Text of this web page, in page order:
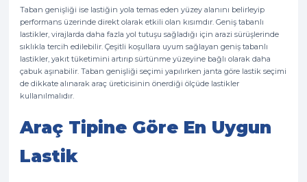
Taban genişliği ise lastiğin yola temas eden yüzey alanını belirleyip
performans üzerinde direkt olarak etkili olan kısımdır. Geniş tabanlı
lastikler, virajlarda daha fazla yol tutuşu sağladığı için arazi sürüşlerinde
sıklıkla tercih edilebilir. Çeşitli koşullara uyum sağlayan geniş tabanlı
lastikler, yakıt tüketimini artırıp sürtünme yüzeyine bağlı olarak daha
çabuk aşınabilir. Taban genişliği seçimi yapılırken janta göre lastik seçimi
de dikkate alınarak araç üreticisinin önerdiği ölçüde lastikler
kullanılmalıdır.
Araç Tipine Göre En Uygun
Lastik